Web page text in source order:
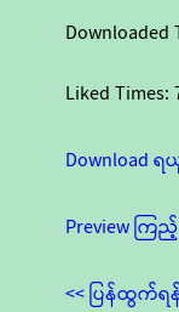
Downloaded
Liked Times:
Download
Preview ကြ
<< ပြန်ထွက်ရ